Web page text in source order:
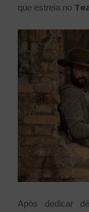
que estreia no
Após dedicar